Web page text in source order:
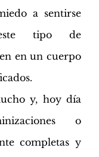
a sentirse
tipo de
en un cuerpo
y, hoy día
o
completas y